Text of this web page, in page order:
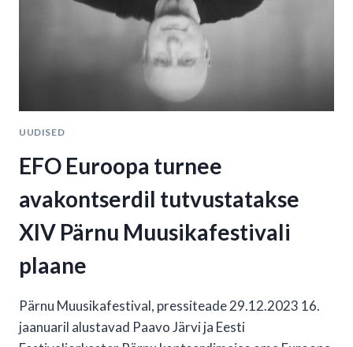
UUDISED
EFO Euroopa turnee
avakontserdil tutvustatakse
XIV Pärnu Muusikafestivali
plaane
Pärnu Muusikafestival, pressiteade 29.12.2023 16.
jaanuaril alustavad Paavo Järvi ja Eesti